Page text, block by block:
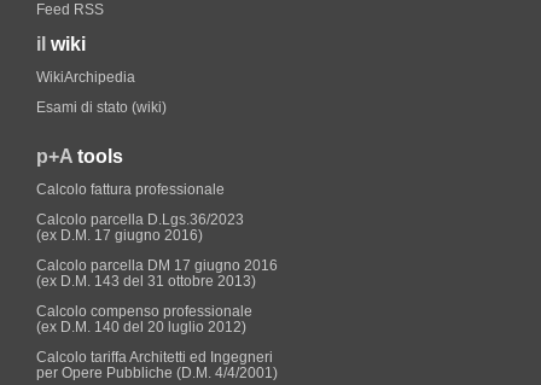
Feed RSS
il wiki
WikiArchipedia
Esami di stato (wiki)
p+A tools
Calcolo fattura professionale
Calcolo parcella D.Lgs.36/2023
(ex D.M. 17 giugno 2016)
Calcolo parcella DM 17 giugno 2016
(ex D.M. 143 del 31 ottobre 2013)
Calcolo compenso professionale
(ex D.M. 140 del 20 luglio 2012)
Calcolo tariffa Architetti ed Ingegneri
per Opere Pubbliche (D.M. 4/4/2001)